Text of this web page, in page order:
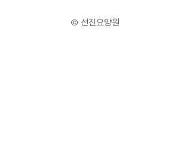
© 선진요양원